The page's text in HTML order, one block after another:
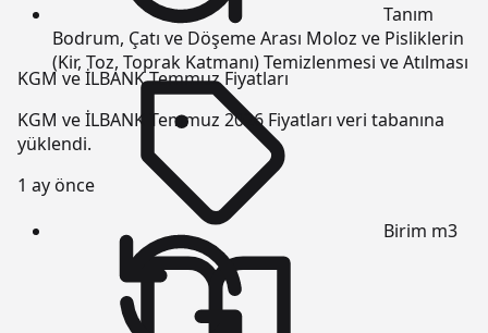
KGM ve İLBANK Temmuz Fiyatları
KGM ve İLBANK Temmuz 2026 Fiyatları veri tabanına
yüklendi.
1 ay önce
Tanım
Bodrum, Çatı ve Döşeme Arası Moloz ve Pisliklerin
(Kir, Toz, Toprak Katmanı) Temizlenmesi ve Atılması
Birim m3